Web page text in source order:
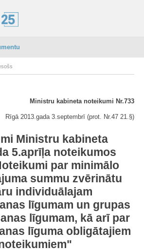
Ministru kabineta noteikumi Nr.733
Rīgā 2013.gada 3.septembrī (prot. Nr.47 21.§)
Ministru kabineta
5.aprīļa noteikumos
par minimālo
summu zvērinātu
individuālajam
līgumam un grupas
līgumam, kā arī par
līguma obligātajiem